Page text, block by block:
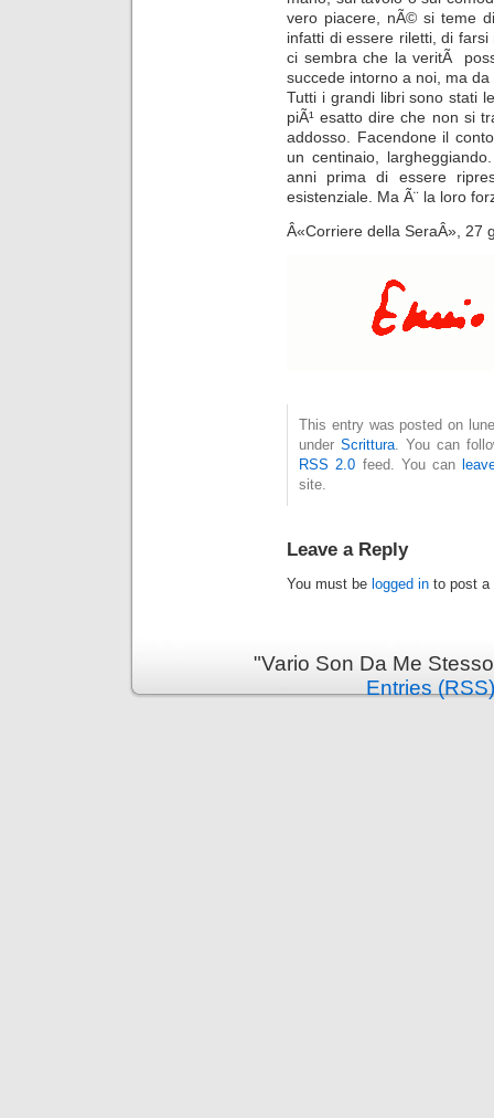
vero piacere, nÃ© si teme
infatti di essere riletti, di
ci sembra che la veritÃ
succede intorno a noi, ma
Tutti i grandi libri sono stati
piÃ¹ esatto dire che non si
addosso. Facendone il
un centinaio,
anni prima di essere
esistenziale. Ma Ã¨ la loro
Â«Corriere della SeraÂ», 27
This entry was posted on
under Scrittura. You can
RSS 2.0 feed. You can
site.
Leave a Reply
You must be logged in to post a
"Vario Son Da Me
Entries (RSS)